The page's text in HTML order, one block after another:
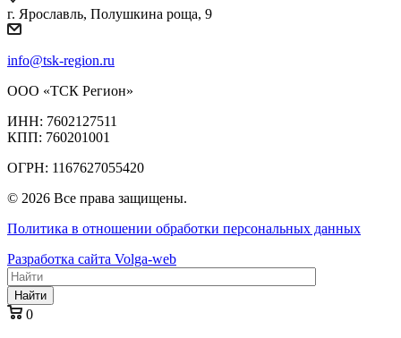
г. Ярославль, Полушкина роща, 9
info@tsk-region.ru
ООО «ТСК Регион»
ИНН: 7602127511
КПП: 760201001
ОГРН: 1167627055420
© 2026 Все права защищены.
Политика в отношении обработки персональных данных
Разработка сайта Volga-web
Найти
0